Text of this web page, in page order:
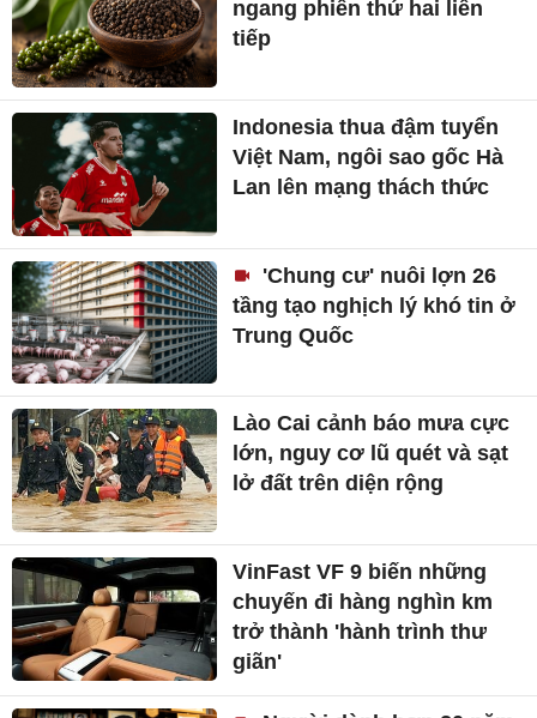
ngang phiên thứ hai liên
tiếp
Indonesia thua đậm tuyển
Việt Nam, ngôi sao gốc Hà
Lan lên mạng thách thức
'Chung cư' nuôi lợn 26
tầng tạo nghịch lý khó tin ở
Trung Quốc
Lào Cai cảnh báo mưa cực
lớn, nguy cơ lũ quét và sạt
lở đất trên diện rộng
VinFast VF 9 biến những
chuyến đi hàng nghìn km
trở thành 'hành trình thư
giãn'